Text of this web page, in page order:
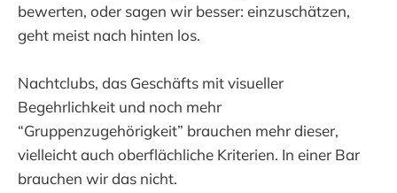
bewerten, oder sagen wir besser: einzuschätzen,
geht meist nach hinten los.
Nachtclubs, das Geschäfts mit visueller
Begehrlichkeit und noch mehr
“Gruppenzugehörigkeit” brauchen mehr dieser,
vielleicht auch oberflächliche Kriterien. In einer Bar
brauchen wir das nicht.